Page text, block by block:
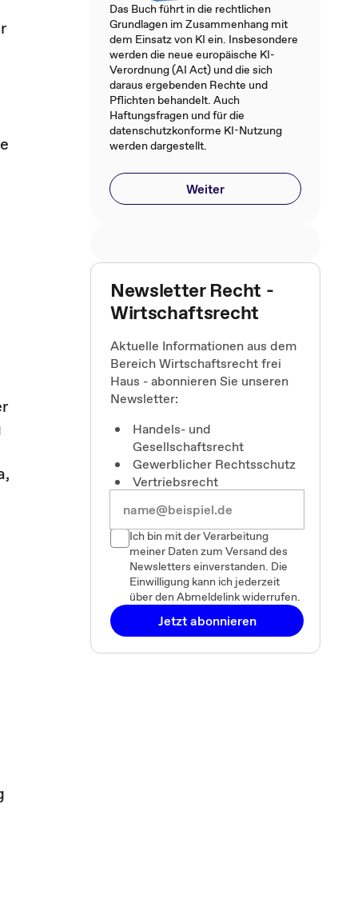
Das Buch führt in die rechtlichen
Grundlagen im Zusammenhang mit
dem Einsatz von KI ein. Insbesondere
werden die neue europäische KI-
Verordnung (AI Act) und die sich
daraus ergebenden Rechte und
Pflichten behandelt. Auch
Haftungsfragen und für die
datenschutzkonforme KI-Nutzung
werden dargestellt.
Weiter
Newsletter Recht -
Wirtschaftsrecht
Aktuelle Informationen aus dem
Bereich Wirtschaftsrecht frei
Haus - abonnieren Sie unseren
Newsletter:
Handels- und
Gesellschaftsrecht
Gewerblicher Rechtsschutz
Vertriebsrecht
Ich bin mit der Verarbeitung
meiner Daten zum Versand des
Newsletters einverstanden. Die
Einwilligung kann ich jederzeit
über den Abmeldelink widerrufen.
Jetzt abonnieren